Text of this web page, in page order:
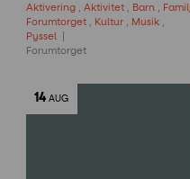
Aktivering Aktivitet Barn Familj
Forumtorget
Kultur Musik
Pyssel
Forumtorget
14 AUG